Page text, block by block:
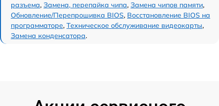
разъема, Замена, перепайка чипа, Замена чипов памяти,
Обновление/Перепрошивка BIOS, Восстановление BIOS на
программаторе, Техническое обслуживание видеокарты,
Замена конденсатора.